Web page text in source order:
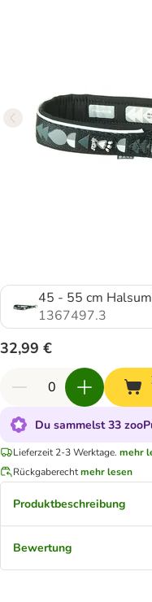
45 - 55 cm
1367497.3
32,99 €
Du sammelst 33
Lieferzeit 2-3 Werktage. mehr
Rückgaberechtmehr lesen
Produktbeschreibung
Bewertung